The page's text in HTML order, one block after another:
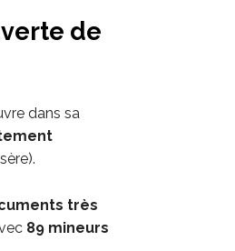
de
dans sa
très
89 mineurs